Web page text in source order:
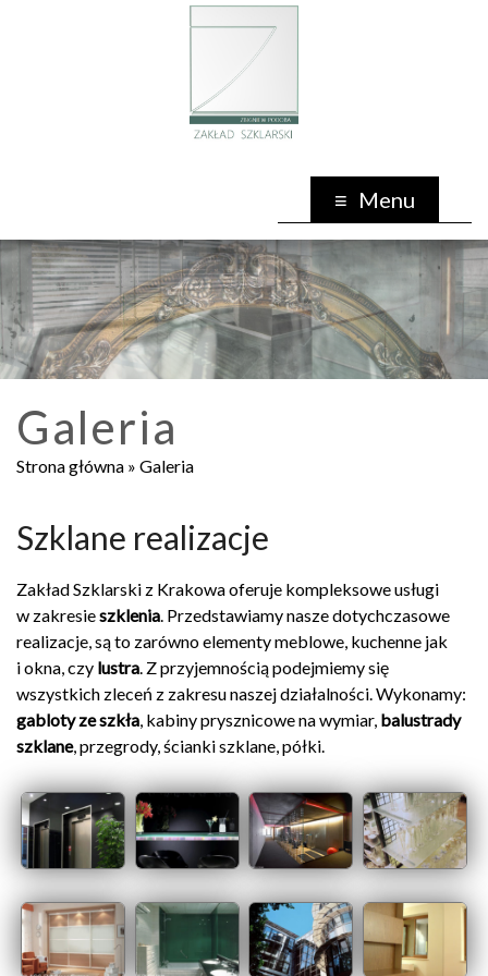
Menu
Galeria
Strona główna » Galeria
Szklane realizacje
Zakład Szklarski z Krakowa oferuje kompleksowe usługi
w zakresieszklenia. Przedstawiamy nasze dotychczasowe
realizacje, są to zarówno elementy meblowe, kuchenne jak
i okna, czy lustra. Z przyjemnością podejmiemy się
wszystkich zleceń z zakresu naszej działalności. Wykonamy:
gabloty ze szkła, kabiny prysznicowe na wymiar, balustrady
szklane, przegrody, ścianki szklane, półki.